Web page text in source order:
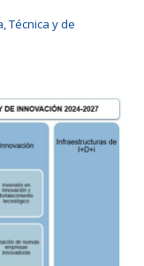
Técnica y de